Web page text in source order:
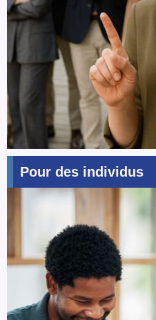
Pour des individus